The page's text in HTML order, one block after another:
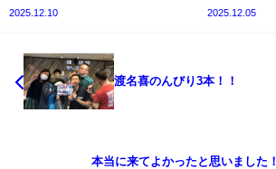
2025.12.10 2025.12.05
渡名喜のんびり3本！！
本当に来てよかったと思いました